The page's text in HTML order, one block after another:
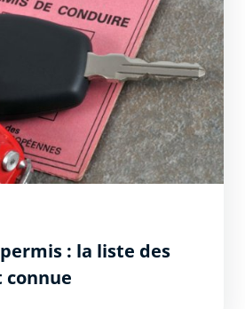
: la liste des
connue